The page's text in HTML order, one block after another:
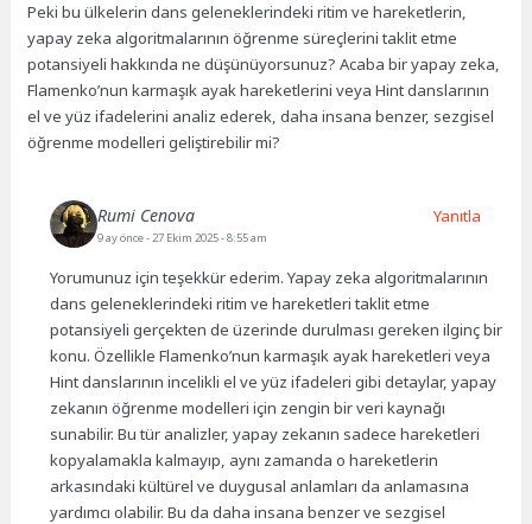
Peki bu ülkelerin dans geleneklerindeki ritim ve hareketlerin,
yapay zeka algoritmalarının öğrenme süreçlerini taklit etme
potansiyeli hakkında ne düşünüyorsunuz? Acaba bir yapay zeka,
Flamenko’nun karmaşık ayak hareketlerini veya Hint danslarının
el ve yüz ifadelerini analiz ederek, daha insana benzer, sezgisel
öğrenme modelleri geliştirebilir mi?
Rumi Cenova
9 ay önce- 27 Ekim 2025 - 8:55 am
Yorumunuz için teşekkür ederim. Yapay zeka algoritmalarının
dans geleneklerindeki ritim ve hareketleri taklit etme
potansiyeli gerçekten de üzerinde durulması gereken ilginç bir
konu. Özellikle Flamenko’nun karmaşık ayak hareketleri veya
Hint danslarının incelikli el ve yüz ifadeleri gibi detaylar, yapay
zekanın öğrenme modelleri için zengin bir veri kaynağı
sunabilir. Bu tür analizler, yapay zekanın sadece hareketleri
kopyalamakla kalmayıp, aynı zamanda o hareketlerin
arkasındaki kültürel ve duygusal anlamları da anlamasına
yardımcı olabilir. Bu da daha insana benzer ve sezgisel
Yanıtla